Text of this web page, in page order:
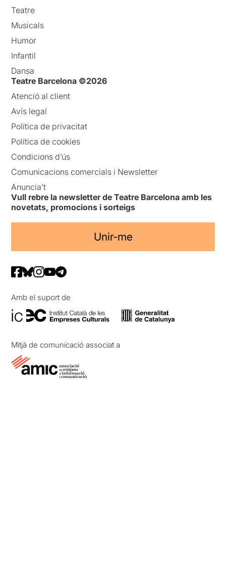
Teatre
Musicals
Humor
Infantil
Dansa
Teatre Barcelona ©2026
Atenció al client
Avís legal
Política de privacitat
Política de cookies
Condicions d’ús
Comunicacions comercials i Newsletter
Anuncia’t
Vull rebre la newsletter de Teatre Barcelona amb les
novetats, promocions i sorteigs
Unir-me
Amb el suport de
Mitjà de comunicació associat a